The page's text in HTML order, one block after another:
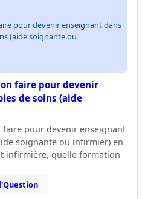
pour devenir enseignant dans
(aide soignante ou
faire pour devenir
de soins (aide
pour devenir enseignant
soignante ou infirmier) en
infirmière, quelle formation